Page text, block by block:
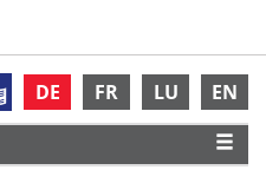
DE FR LU EN